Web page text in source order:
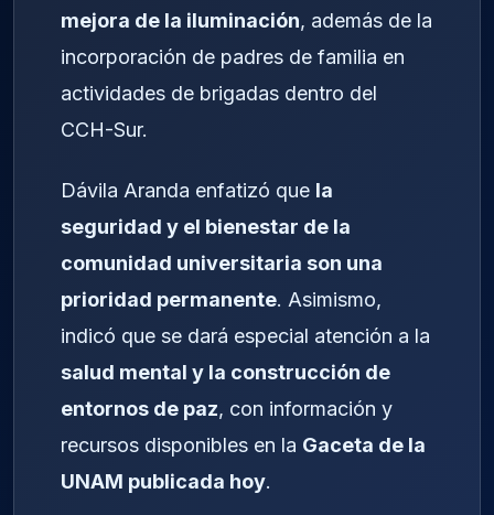
mejora de la iluminación, además de la
incorporación de padres de familia en
actividades de brigadas dentro del
CCH-Sur.
Dávila Aranda enfatizó que la
seguridad y el bienestar de la
comunidad universitaria son una
prioridad permanente. Asimismo,
indicó que se dará especial atención a la
salud mental y la construcción de
entornos de paz, con información y
recursos disponibles en la Gaceta de la
UNAM publicada hoy.